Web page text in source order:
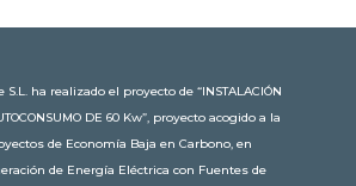
ha realizado el proyecto de “INSTALACIÓN
DE 60 Kw”, proyecto acogido a la
de Economía Baja en Carbono, en
de Energía Eléctrica con Fuentes de